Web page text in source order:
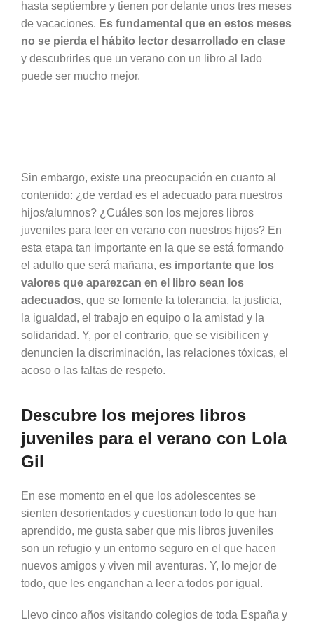
hasta septiembre y tienen por delante unos tres meses
de vacaciones. Es fundamental que en estos meses
no se pierda el hábito lector desarrollado en clase
y descubrirles que un verano con un libro al lado
puede ser mucho mejor.
Sin embargo, existe una preocupación en cuanto al
contenido: ¿de verdad es el adecuado para nuestros
hijos/alumnos? ¿Cuáles son los mejores libros
juveniles para leer en verano con nuestros hijos? En
esta etapa tan importante en la que se está formando
el adulto que será mañana, es importante que los
valores que aparezcan en el libro sean los
adecuados, que se fomente la tolerancia, la justicia,
la igualdad, el trabajo en equipo o la amistad y la
solidaridad. Y, por el contrario, que se visibilicen y
denuncien la discriminación, las relaciones tóxicas, el
acoso o las faltas de respeto.
Descubre los mejores libros
juveniles para el verano con Lola
Gil
En ese momento en el que los adolescentes se
sienten desorientados y cuestionan todo lo que han
aprendido, me gusta saber que mis libros juveniles
son un refugio y un entorno seguro en el que hacen
nuevos amigos y viven mil aventuras. Y, lo mejor de
todo, que les enganchan a leer a todos por igual.
Llevo cinco años visitando colegios de toda España y